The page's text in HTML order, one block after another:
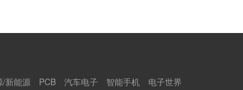
/新能源 PCB 汽车电子 智能手机 电子世界